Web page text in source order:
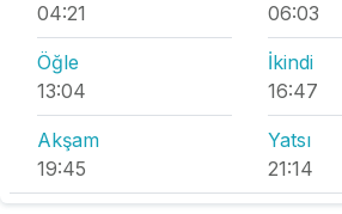
04:21
06:03
Öğle
13:04
İkindi
16:47
Akşam
19:45
Yatsı
21:14